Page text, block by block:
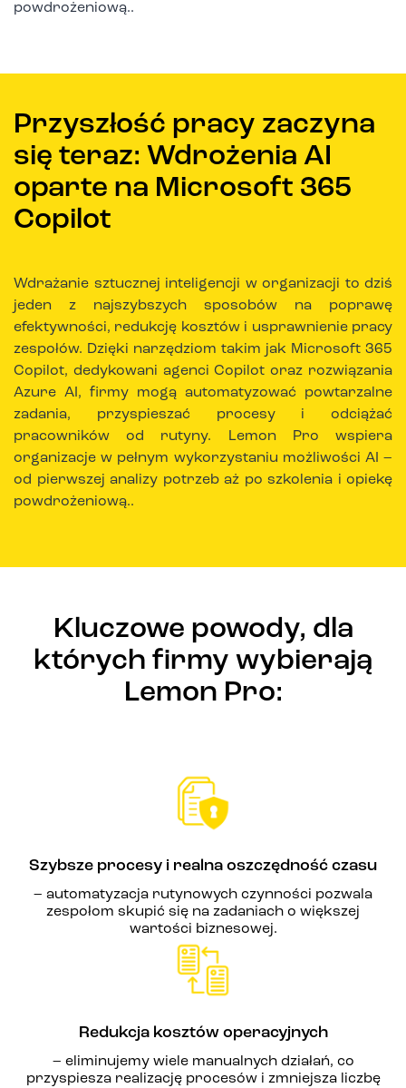
powdrożeniową..
Przyszłość pracy zaczyna
się teraz: Wdrożenia AI
oparte na Microsoft 365
Copilot
Wdrażanie sztucznej inteligencji w organizacji to dziś
jeden z najszybszych sposobów na poprawę
efektywności, redukcję kosztów i usprawnienie pracy
zespołów. Dzięki narzędziom takim jak Microsoft 365
Copilot, dedykowani agenci Copilot oraz rozwiązania
Azure AI, firmy mogą automatyzować powtarzalne
zadania, przyspieszać procesy i odciążać
pracowników od rutyny. Lemon Pro wspiera
organizacje w pełnym wykorzystaniu możliwości AI –
od pierwszej analizy potrzeb aż po szkolenia i opiekę
powdrożeniową..
Kluczowe powody, dla
których firmy wybierają
Lemon Pro:
Szybsze procesy i realna oszczędność czasu
– automatyzacja rutynowych czynności pozwala
zespołom skupić się na zadaniach o większej
wartości biznesowej.
Redukcja kosztów operacyjnych
– eliminujemy wiele manualnych działań, co
przyspiesza realizację procesów i zmniejsza liczbę